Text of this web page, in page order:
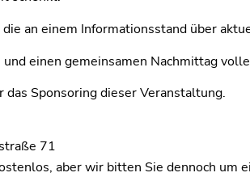
an einem Informationsstand über
einen gemeinsamen Nachmittag
das Sponsoring dieser Veranstaltung.
71
aber wir bitten Sie dennoch um